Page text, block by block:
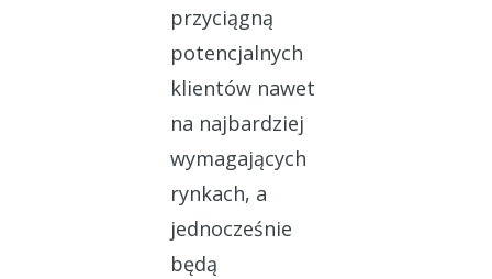
przyciągną
potencjalnych
klientów nawet
na najbardziej
wymagających
rynkach, a
jednocześnie
będą